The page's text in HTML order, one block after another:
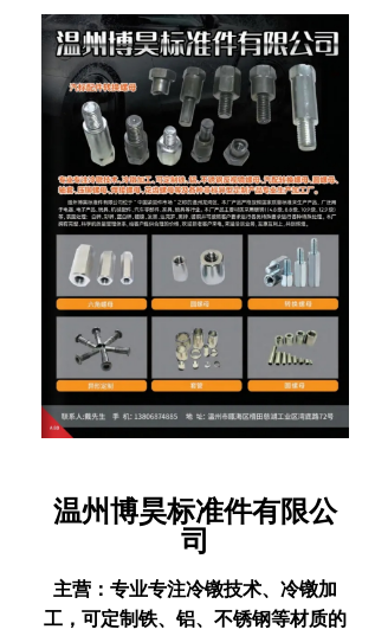
温州博昊标准件有限公
司
主营： 专业专注冷镦技术、冷镦加
工，可定制铁、铝、不锈钢等材质的